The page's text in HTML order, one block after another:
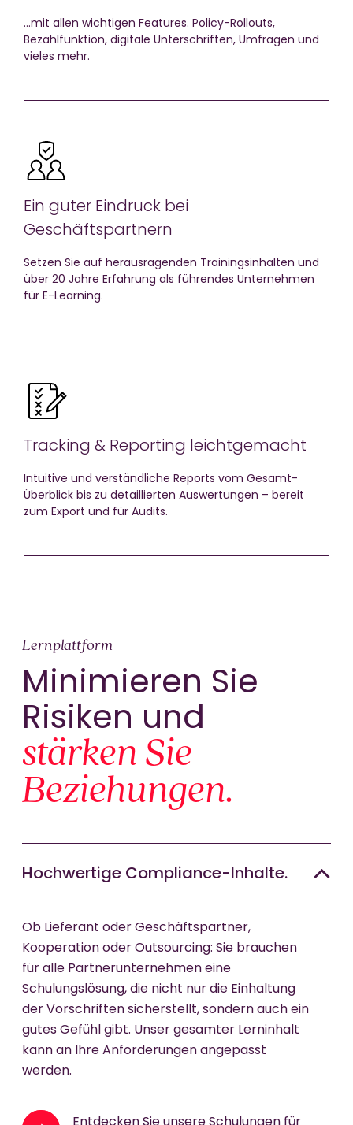
…mit allen wichtigen Features. Policy-Rollouts,
Bezahlfunktion, digitale Unterschriften, Umfragen und
vieles mehr.
Ein guter Eindruck bei
Geschäftspartnern
Setzen Sie auf herausragenden Trainingsinhalten und
über 20 Jahre Erfahrung als führendes Unternehmen
für E-Learning.
Tracking & Reporting leichtgemacht
Intuitive und verständliche Reports vom Gesamt-
Überblick bis zu detaillierten Auswertungen – bereit
zum Export und für Audits.
Lernplattform
Minimieren Sie
Risiken und
stärken Sie
Beziehungen.
Hochwertige Compliance-Inhalte.
Ob Lieferant oder Geschäftspartner,
Kooperation oder Outsourcing: Sie brauchen
für alle Partnerunternehmen eine
Schulungslösung, die nicht nur die Einhaltung
der Vorschriften sicherstellt, sondern auch ein
gutes Gefühl gibt. Unser gesamter Lerninhalt
kann an Ihre Anforderungen angepasst
werden.
Entdecken Sie unsere Schulungen für